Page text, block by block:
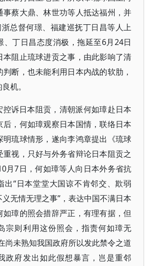
事蔡大鼎、林世功等人抵达福州，并
总督何璟、福建巡抚丁日昌等人上
、丁日昌态度消极，拖延至6月24日
本阻止琉球进贡之事，由此影响了清
断，也未能利用日本内战的软肋，
机。
控诉日本阻贡，清朝派何如璋赴日本
后，何如璋观察日本国情，联络日本
明琉球情形，遂向李鸿章提出《琉球
视，只好与外务省辩论日本阻贡之
月7日，何如璋等人向日本外务省抗
出“日本堂堂大国谅不肯邻交、欺弱
无情无理之事”，表达中国不满日本
如璋的照会措辞严正，有理有据，但
宗则利用这份照会，指责何如璋无
尚未熟知我国政府所以发此禁令之道
政府发出如此假想暴言，岂是重邻